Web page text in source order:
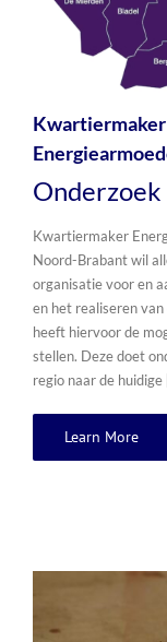
Kwartiermaker
Onderzoek
Kwartiermaker
Noord-Brabant wil
organisatie voor en
en het realiseren
heeft hiervoor de
stellen. Deze doet
regio naar de huidige
Learn More